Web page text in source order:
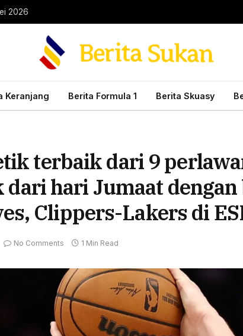
2026
Keranjang Berita Formula 1 Berita Skuasy
terbaik dari 9
hari Jumaat
Clippers-Lakers di
No Comments 1 Min Read